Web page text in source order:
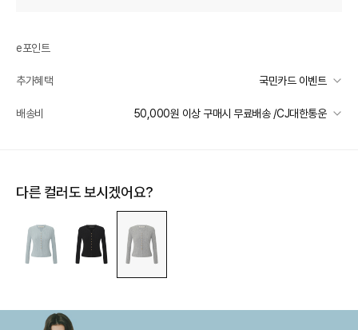
상품 쿠폰 할인 - 8,850
[더틸버리] 바바데이 15% - 8850
추가 할인
바바캐시 1% 할인
e포인트
추가혜택 국민카드 이벤트
국민카드 이벤트
배송비 50,000원 이상 구매시 무료배송 /CJ대한통운
제주 도서산간 지역
배송 가능 지역
다른 컬러도 보시겠어요?